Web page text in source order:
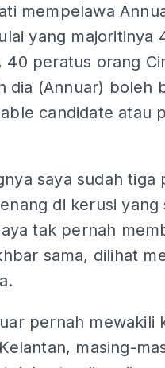
mempelawa
yang majoritinya
peratus orang
dia (Annuar) boleh
candidate atau
saya sudah tiga
di kerusi yang
tak pernah
sama, dilihat
pernah mewakili
masing-